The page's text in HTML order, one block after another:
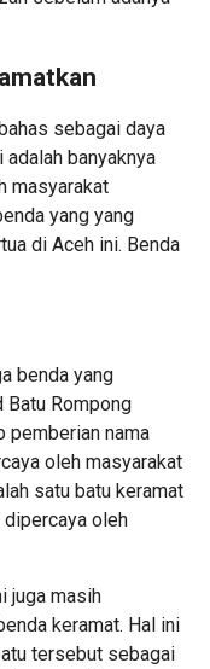
sebagai daya
banyaknya
masyarakat
yang yang
di Aceh ini. Benda
benda yang
Batu Rompong
pemberian nama
oleh masyarakat
satu batu keramat
dipercaya oleh
juga masih
keramat. Hal ini
tersebut sebagai